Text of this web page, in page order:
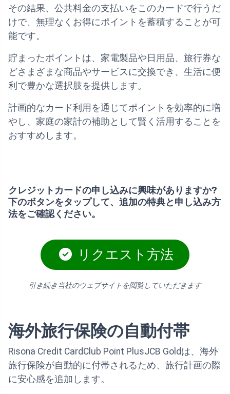
その結果、公共料金の支払いをこのカードで行うだ
けで、無理なくお得にポイントを蓄積することが可
能です。
貯まったポイントは、家電製品や日用品、旅行券な
どさまざまな商品やサービスに交換でき、生活に便
利で豊かな選択肢を提供します。
計画的なカード利用を通じてポイントを効率的に増
やし、家庭の家計の補助として賢く活用することを
おすすめします。
クレジットカードの申し込みに興味がありますか?
下のボタンをタップして、追加の特典と申し込み方
法をご確認ください。
リクエスト方法
引き続き当社のウェブサイトを閲覧していただきます
海外旅行保険の自動付帯
Risona Credit CardClub Point PlusJCB Goldは、海外
旅行保険が自動的に付帯されるため、旅行計画の際
に安心感を追加します。